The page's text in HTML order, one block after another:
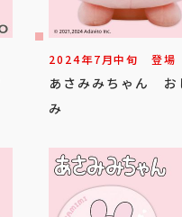
2024年7月中旬 登場
あさみみちゃん お
み